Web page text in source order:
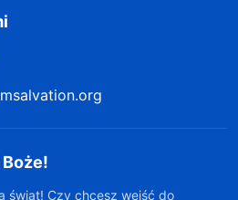
świat! Czy chcesz wejść do